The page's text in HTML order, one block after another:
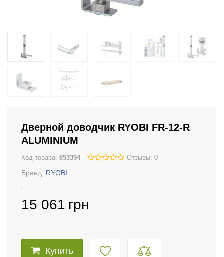
Дверной доводчик RYOBI FR-12-R
ALUMINIUM
Код товара: 853394 Отзывы: 0
Бренд: RYOBI
15 061 грн
Купить